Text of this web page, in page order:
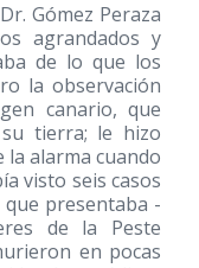
Gómez Peraza
agrandados y
de lo que los
la observación
canario, que
tierra; le hizo
la alarma cuando
visto seis casos
presentaba -
de la Peste
en pocas